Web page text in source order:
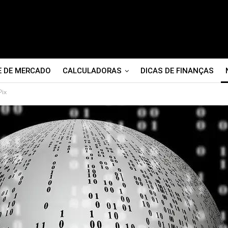
DE MERCADO CALCULADORAS DICAS DE FINANÇAS